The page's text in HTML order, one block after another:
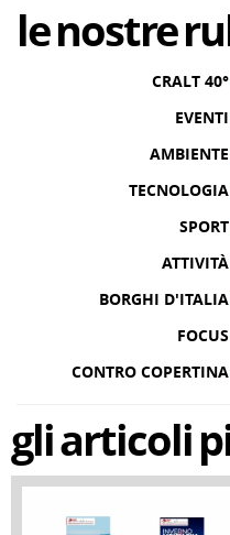
lenostre
CRALT 40°
EVENTI
AMBIENTE
TECNOLOGIA
SPORT
ATTIVITÀ
BORGHI D'ITALIA
FOCUS
CONTRO COPERTINA
gliarticoli